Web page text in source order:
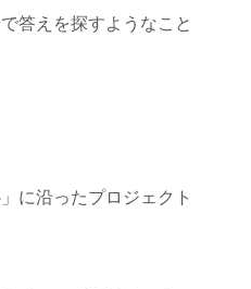
答えを探すようなこと
に沿ったプロジェクト